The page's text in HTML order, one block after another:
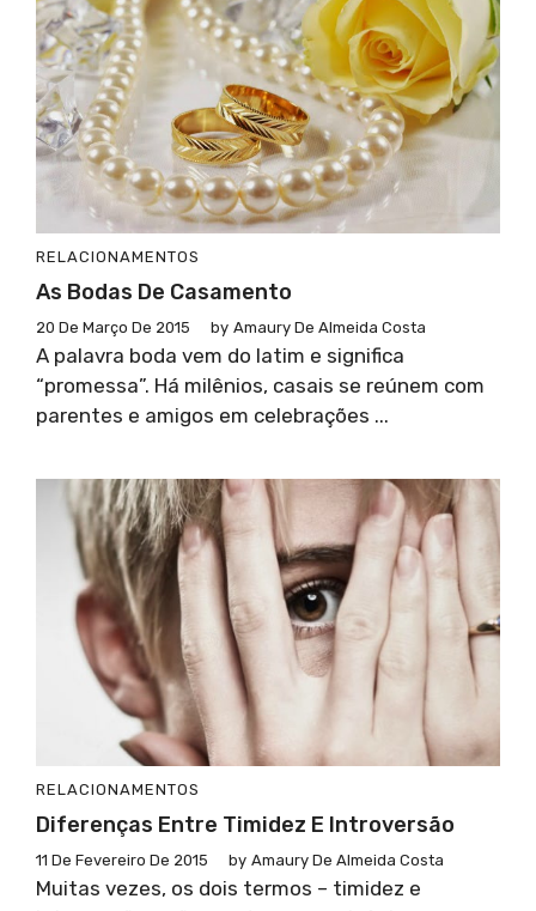
RELACIONAMENTOS
As Bodas De Casamento
20 De Março De 2015 by Amaury De Almeida Costa
A palavra boda vem do latim e significa
“promessa”. Há milênios, casais se reúnem com
parentes e amigos em celebrações ...
RELACIONAMENTOS
Diferenças Entre Timidez E Introversão
11 De Fevereiro De 2015 by Amaury De Almeida Costa
Muitas vezes, os dois termos – timidez e